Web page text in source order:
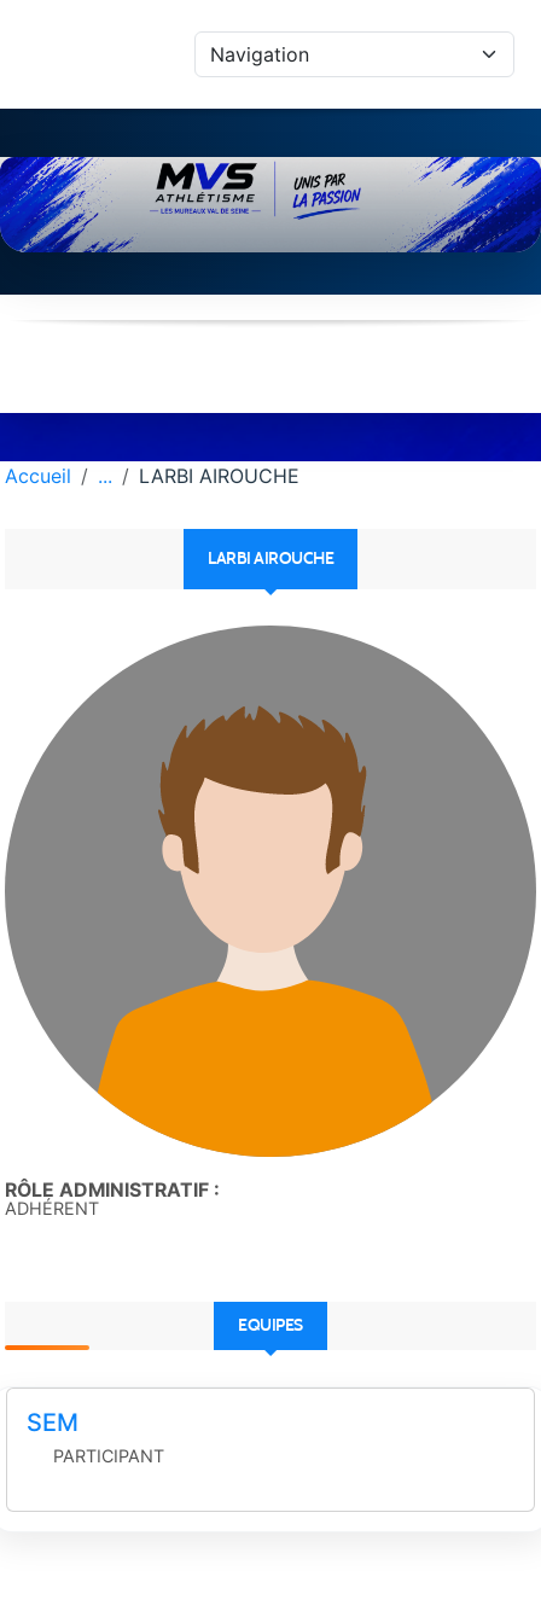
Accueil LARBI AIROUCHE
LARBI AIROUCHE
RÔLE ADMINISTRATIF :
ADHÉRENT
EQUIPES
SEM
PARTICIPANT